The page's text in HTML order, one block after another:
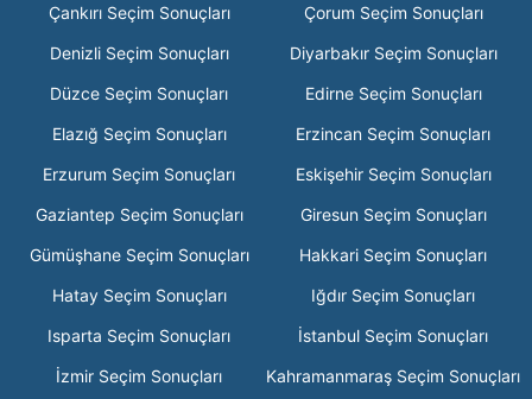
Çankırı Seçim Sonuçları
Çorum Seçim Sonuçları
Denizli Seçim Sonuçları
Diyarbakır Seçim Sonuçları
Düzce Seçim Sonuçları
Edirne Seçim Sonuçları
Elazığ Seçim Sonuçları
Erzincan Seçim Sonuçları
Erzurum Seçim Sonuçları
Eskişehir Seçim Sonuçları
Gaziantep Seçim Sonuçları
Giresun Seçim Sonuçları
Gümüşhane Seçim Sonuçları
Hakkari Seçim Sonuçları
Hatay Seçim Sonuçları
Iğdır Seçim Sonuçları
Isparta Seçim Sonuçları
İstanbul Seçim Sonuçları
İzmir Seçim Sonuçları
Kahramanmaraş Seçim Sonuçları